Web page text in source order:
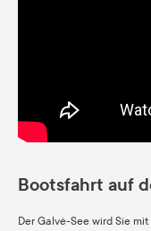
Bootsfahrt auf
Der Galvė-See wird Sie